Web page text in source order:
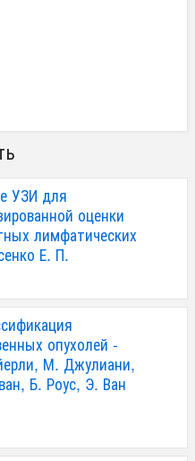
УЗИ для
оценки
лимфатических
Е. П.
опухолей -
М. Джулиани,
Б. Роус, Э. Ван